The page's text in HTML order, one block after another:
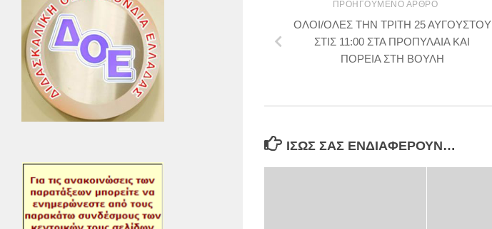
ΠΡΟΗΓΟΎΜΕΝΟ ΆΡΘΡΟ
ΟΛΟΙ/ΟΛΕΣ ΤΗΝ ΤΡΙΤΗ 25 ΑΥΓΟΥΣΤΟΥ
ΣΤΙΣ 11:00 ΣΤΑ ΠΡΟΠΥΛΑΙΑ ΚΑΙ
ΠΟΡΕΙΑ ΣΤΗ ΒΟΥΛΗ
ΊΣΩΣ ΣΑΣ ΕΝΔΙΑΦΈΡΟΥΝ…